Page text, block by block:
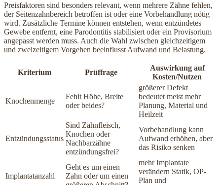
Preisfaktoren sind besonders relevant, wenn mehrere Zähne fehlen,
der Seitenzahnbereich betroffen ist oder eine Vorbehandlung nötig
wird. Zusätzliche Termine können entstehen, wenn entzündetes
Gewebe entfernt, eine Parodontitis stabilisiert oder ein Provisorium
angepasst werden muss. Auch die Wahl zwischen gleichzeitigem
und zweizeitigem Vorgehen beeinflusst Aufwand und Belastung.
Kriterium Prüffrage
Auswirkung auf
Kosten/Nutzen
Knochenmenge
Fehlt Höhe, Breite
oder beides?
größerer Defekt
bedeutet meist mehr
Planung, Material und
Heilzeit
Entzündungsstatus
Sind Zahnfleisch,
Knochen oder
Nachbarzähne
entzündungsfrei?
Vorbehandlung kann
Aufwand erhöhen, aber
das Risiko senken
Implantatanzahl
Geht es um einen
Zahn oder um einen
mehr Implantate
verändern Statik, OP-
Plan und